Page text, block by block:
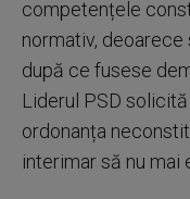
competențele
normativ, deoarece
după ce fusese
Liderul PSD
ordonanța
interimar să nu mai